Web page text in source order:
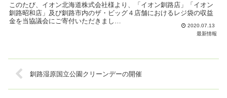
このたび、イオン北海道株式会社様より、「イオン釧路店」「イオン
釧路昭和店」及び釧路市内のザ・ビッグ４店舗におけるレジ袋の収益
金を当協議会にご寄付いただきまし
た。
2020.07.13
最新情報
釧路湿原国立公園クリーンデーの開催